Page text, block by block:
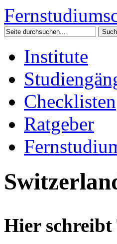
Fernstudium
Institute
Checklisten
Ratgeber
Hier schreibt